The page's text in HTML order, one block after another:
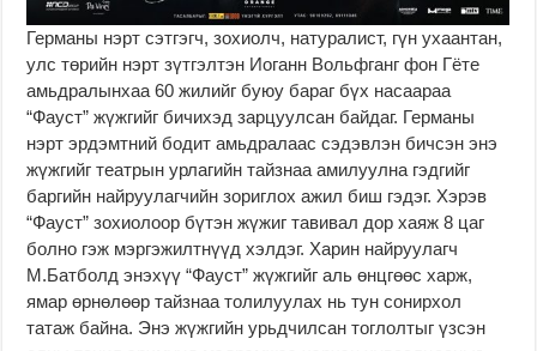
Германы нэрт сэтгэгч, зохиолч, натуралист, гүн ухаантан,
улс төрийн нэрт зүтгэлтэн Иоганн Вольфганг фон Гёте
амьдралынхаа 60 жилийг буюу бараг бүх насаараа
“Фауст” жүжгийг бичихэд зарцуулсан байдаг. Германы
нэрт эрдэмтний бодит амьдралаас сэдэвлэн бичсэн энэ
жүжгийг театрын урлагийн тайзнаа амилуулна гэдгийг
баргийн найруулагчийн зориглох ажил биш гэдэг. Хэрэв
“Фауст” зохиолоор бүтэн жүжиг тавивал дор хаяж 8 цаг
болно гэж мэргэжилтнүүд хэлдэг. Харин найруулагч
М.Батболд энэхүү “Фауст” жүжгийг аль өнцгөөс харж,
ямар өрнөлөөр тайзнаа толилуулах нь тун сонирхол
татаж байна. Энэ жүжгийн урьдчилсан тоглолтыг үзсэн